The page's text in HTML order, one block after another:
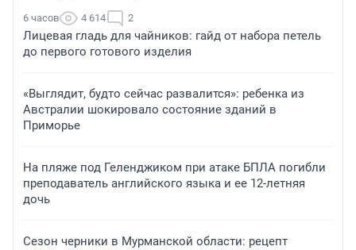
6 часов 4 614 2
Лицевая гладь для чайников: гайд от набора петель
до первого готового изделия
«Выглядит, будто сейчас развалится»: ребенка из
Австралии шокировало состояние зданий в
Приморье
На пляже под Геленджиком при атаке БПЛА погибли
преподаватель английского языка и ее 12-летняя
дочь
Сезон черники в Мурманской области: рецепт